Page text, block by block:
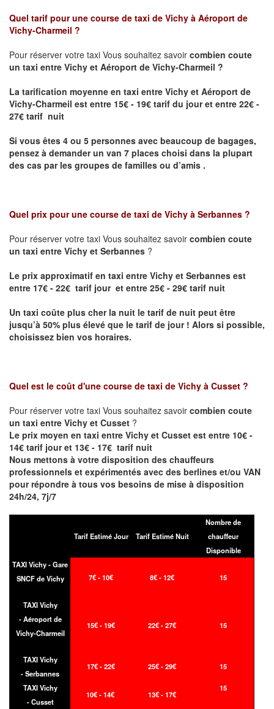
Quel tarif pour une course de taxi de Vichy à Aéroport de
Vichy-Charmeil ?
Pour réserver votre taxi Vous souhaitez savoir combien coute
un taxi entre Vichy et Aéroport de Vichy-Charmeil ?
La tarification moyenne en taxi entre Vichy et Aéroport de
Vichy-Charmeil est entre 15€ - 19€ tarif du jour et entre 22€ -
27€ tarif nuit
Si vous êtes 4 ou 5 personnes avec beaucoup de bagages,
pensez à demander un van 7 places choisi dans la plupart
des cas par les groupes de familles ou d’amis .
Quel prix pour une course de taxi de Vichy à Serbannes ?
Pour réserver votre taxi Vous souhaitez savoir combien coute
un taxi entre Vichy et Serbannes ?
Le prix approximatif en taxi entre Vichy et Serbannes est
entre 17€ - 22€ tarif jour et entre 25€ - 29€ tarif nuit
Un taxi coûte plus cher la nuit le tarif de nuit peut être
jusqu’à 50% plus élevé que le tarif de jour ! Alors si possible,
choisissez bien vos horaires.
Quel est le coût d'une course de taxi de Vichy à Cusset ?
Pour réserver votre taxi Vous souhaitez savoir combien coute
un taxi entre Vichy et Cusset ?
Le prix moyen en taxi entre Vichy et Cusset est entre 10€ -
14€ tarif jour et 13€ - 17€ tarif nuit
Nous mettons à votre disposition des chauffeurs
professionnels et expérimentés avec des berlines et/ou VAN
pour répondre à tous vos besoins de mise à disposition
24h/24, 7j/7
Tarif Estimé Jour Tarif Estimé Nuit
Nombre de
chauffeur
Disponible
TAXI Vichy - Gare
SNCF de Vichy
7€ - 10€ 8€ - 12€ 15
TAXI Vichy
- Aéroport de
Vichy-Charmeil
15€ - 19€ 22€ - 27€ 15
TAXI Vichy
- Serbannes
17€ - 22€ 25€ - 29€ 15
TAXI Vichy
- Cusset
10€ - 14€ 13€ - 17€
15